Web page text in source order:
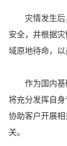
灾情发生
安全，并根据
域原地待命，以
作为国内
将充分发挥自
协助客户开展
关。